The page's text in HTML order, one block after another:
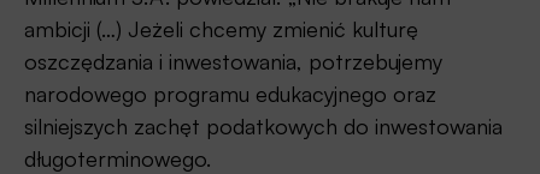
ambicji (…) Jeżeli chcemy zmienić kulturę
oszczędzania i inwestowania, potrzebujemy
narodowego programu edukacyjnego oraz
silniejszych zachęt podatkowych do inwestowania
długoterminowego.